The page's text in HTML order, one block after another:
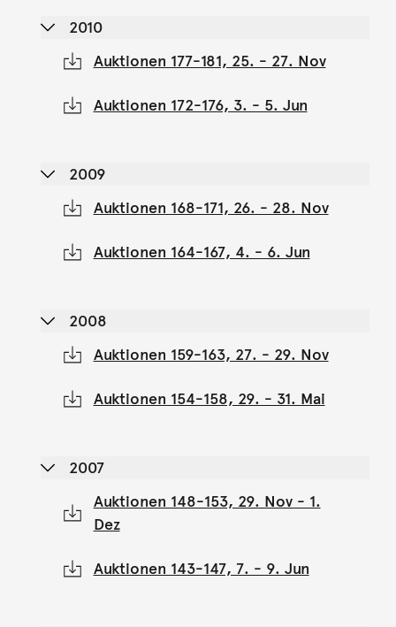
2010
Auktionen 177-181, 25. - 27. Nov
Auktionen 172-176, 3. - 5. Jun
2009
Auktionen 168-171, 26. - 28. Nov
Auktionen 164-167, 4. - 6. Jun
2008
Auktionen 159-163, 27. - 29. Nov
Auktionen 154-158, 29. - 31. Mai
2007
Auktionen 148-153, 29. Nov - 1.
Dez
Auktionen 143-147, 7. - 9. Jun